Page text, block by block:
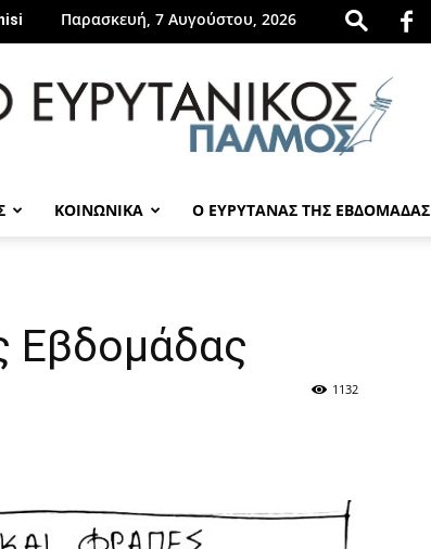
Παρασκευή, 7 Αυγούστου, 2026
ΚΟΙΝΩΝΙΚΑ Ο ΕΥΡΥΤΑΝΑΣ ΤΗΣ ΕΒΔΟΜΑΔΑΣ
Εβδομάδας
1132